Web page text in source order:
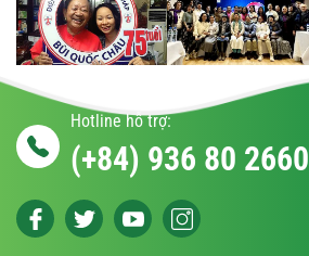
Hotline hỗ trợ:
(+84) 936 80 2660